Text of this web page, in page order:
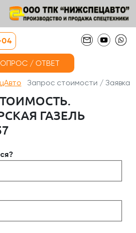
04
/ ОТВЕТ
Запрос стоимости / Заявка
ГАЗЕЛЬ